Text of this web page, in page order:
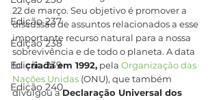
Edição 237
Edição 238
Edição 239
Edição 240
22 de março. Seu objetivo é promover a
discussão de assuntos relacionados a esse
importante recurso natural para a nossa
sobrevivência e de todo o planeta. A data
foi criada em 1992, pela Organização das
Nações Unidas (ONU), que também
divulgou a Declaração Universal dos